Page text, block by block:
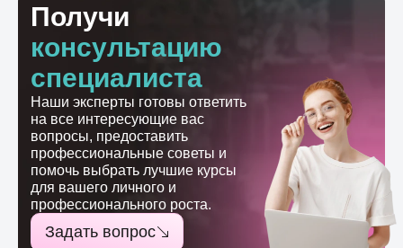
Получи
консультацию
специалиста
Наши эксперты готовы ответить
на все интересующие вас
вопросы, предоставить
профессиональные советы и
помочь выбрать лучшие курсы
для вашего личного и
профессионального роста.
Задать вопрос